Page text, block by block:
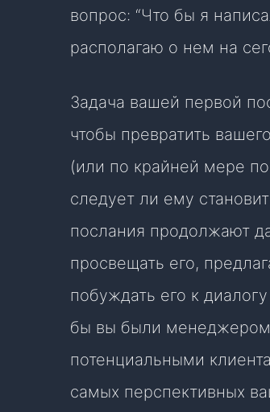
вопрос: “Что бы я
располагаю о нем на
Задача вашей первой
чтобы превратить
(или по крайней мере
следует ли ему
послания продолжают
просвещать его,
побуждать его к
бы вы были
потенциальными
самых перспективных